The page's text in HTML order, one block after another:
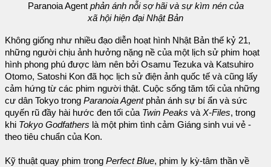
Paranoia Agent phản ánh nỗi sợ hãi và sự kìm nén của
xã hội hiện đại Nhật Bản
Không giống như nhiều đạo diễn hoạt hình Nhật Bản thế kỷ 21,
những người chịu ảnh hưởng nặng nề của một lịch sử phim hoạt
hình phong phú được làm nên bởi Osamu Tezuka và Katsuhiro
Otomo, Satoshi Kon đã học lịch sử điện ảnh quốc tế và cũng lấy
cảm hứng từ các phim người thật. Cuộc sống tăm tối của những
cư dân Tokyo trong Paranoia Agentphản ánh sự bí ẩn và sức
quyến rũ đầy hài hước đen tối của Twin Peaks vàX-Files, trong
khi Tokyo Godfathers là một phim tình cảm Giáng sinh vui vẻ -
theo tiêu chuẩn của Kon.
Kỹ thuật quay phim trong Perfect Blue, phim ly kỳ-tâm thần về